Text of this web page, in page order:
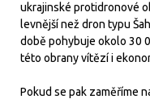
ukrajinské protidronové
levnější než dron typu
době pohybuje okolo 30
této obrany vítězí i
Pokud se pak zaměříme